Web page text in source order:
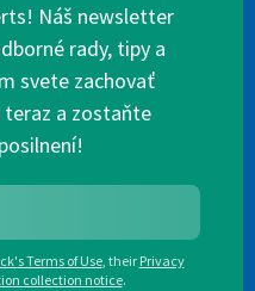
Náš newsletter
rady, tipy a
svete zachovať
a zostaňte
Terms of Use, their Privacy
collection notice.